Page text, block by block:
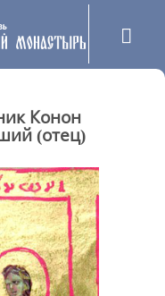
Конон
(отец)